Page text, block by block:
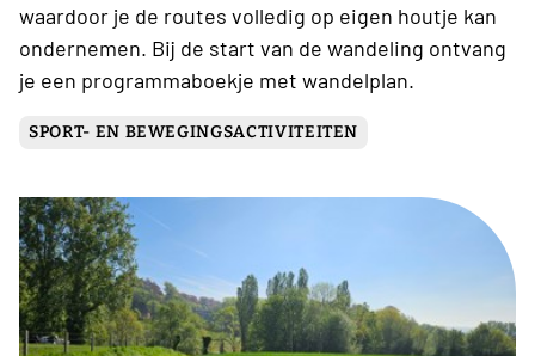
waardoor je de routes volledig op eigen houtje kan
ondernemen. Bij de start van de wandeling ontvang
je een programmaboekje met wandelplan.
SPORT- EN BEWEGINGSACTIVITEITEN